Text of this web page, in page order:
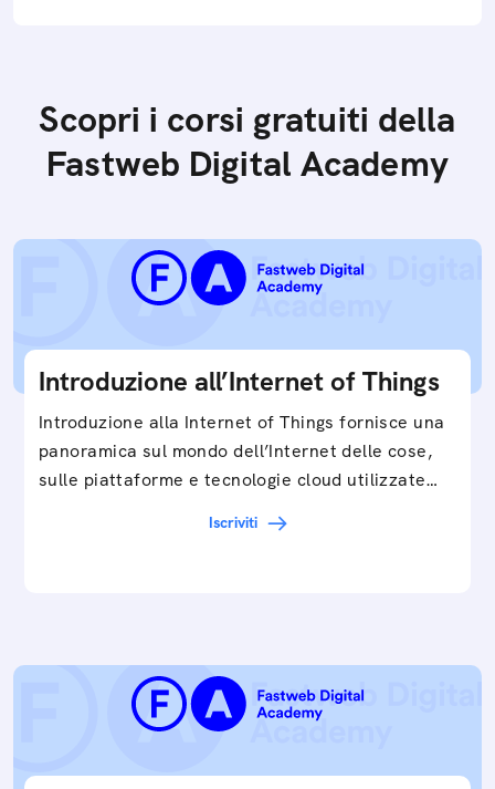
Scopri i corsi gratuiti della
Fastweb Digital Academy
Introduzione all’Internet of Things
Introduzione alla Internet of Things fornisce una
panoramica sul mondo dell’Internet delle cose,
sulle piattaforme e tecnologie cloud utilizzate
Iscriviti